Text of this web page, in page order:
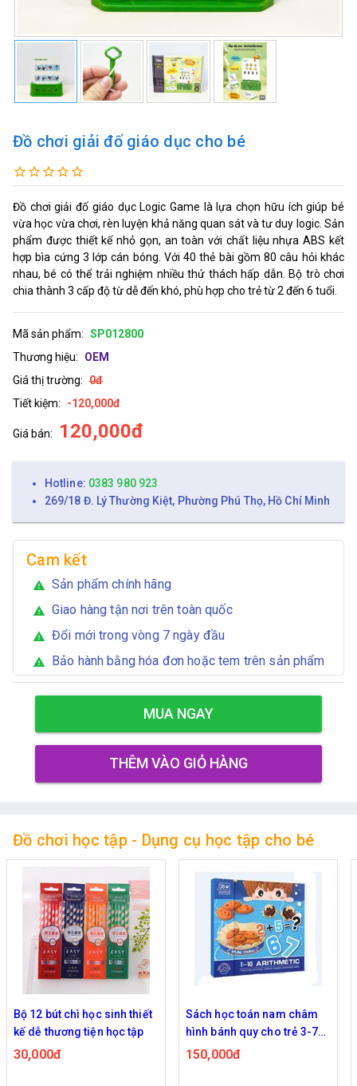
Đồ chơi giải đố giáo dục cho bé
Đồ chơi giải đố giáo dục Logic Game là lựa chọn hữu ích giúp bé
vừa học vừa chơi, rèn luyện khả năng quan sát và tư duy logic. Sản
phẩm được thiết kế nhỏ gọn, an toàn với chất liệu nhựa ABS kết
hợp bìa cứng 3 lớp cán bóng. Với 40 thẻ bài gồm 80 câu hỏi khác
nhau, bé có thể trải nghiệm nhiều thử thách hấp dẫn. Bộ trò chơi
chia thành 3 cấp độ từ dễ đến khó, phù hợp cho trẻ từ 2 đến 6 tuổi.
Mã sản phẩm: SP012800
Thương hiệu:
OEM
Giá thị trường: 0đ
Tiết kiệm:
-120,000đ
Giá bán: 120,000đ
Hotline: 0383 980 923
269/18 Đ. Lý Thường Kiệt, Phường Phú Thọ, Hồ Chí Minh
Cam kết
warning Sản phẩm chính hãng
warning Giao hàng tận nơi trên toàn quốc
warning Đổi mới trong vòng 7 ngày đầu
warning Bảo hành bằng hóa đơn hoặc tem trên sản phẩm
MUA NGAY
THÊM VÀO GIỎ HÀNG
Đồ chơi học tập - Dụng cụ học tập cho bé
Sách học toán nam châm
hình bánh quy cho trẻ 3-7
tuổi
150,000đ
Bộ bút acrylic vẽ đa bề mặt
chống nước nhiều màu lựa
chọn
99,000đ